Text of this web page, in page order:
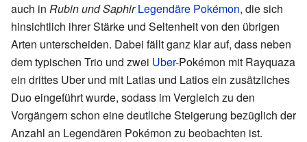
auch in Rubin und Saphir Legendäre Pokémon, die sich
hinsichtlich ihrer Stärke und Seltenheit von den übrigen
Arten unterscheiden. Dabei fällt ganz klar auf, dass neben
dem typischen Trio und zwei Uber-Pokémon mit Rayquaza
ein drittes Uber und mit Latias und Latios ein zusätzliches
Duo eingeführt wurde, sodass im Vergleich zu den
Vorgängern schon eine deutliche Steigerung bezüglich der
Anzahl an Legendären Pokémon zu beobachten ist.